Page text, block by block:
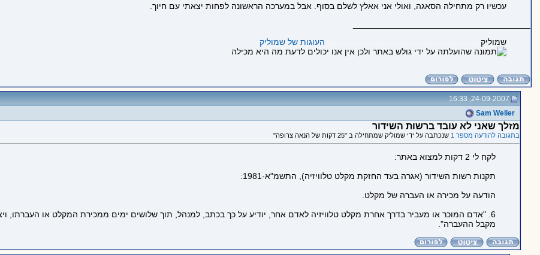
עכשיו רק מתחילה הסאגה, ואולי אני אאלץ לשלם בסוף. אבל במערכה הראשונה לפחות יצאתי עם חיוך.
שמוליק.................................................. .............. העוגות של שמוליק
24-09-2007, 16:33
Sam Weller
מזלך שאני לא עובד ברשות השידור
בתגובה להודעה מספר 1 שנכתבה על ידי שמוליק שמתחילה ב "25 דקות של הנאה צרופה"
לקח לי 2 דקות למצוא באתר:
תקנות רשות השידור (אגרה בעד החזקת מקלט טלוויזיה), התשמ"א-1981:
הודעה על מכירה או העברה של מקלט.
6. "אדם המוכר או מעביר בדרך אחרת מקלט טלוויזיה לאדם אחר, יודיע על כך בכתב, למנהל, תוך שלושים ימים ממכירת המקלט או העברתו,
מקבל ההעברה".